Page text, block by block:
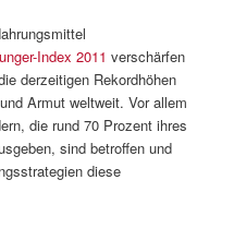
Index 2011 verschärfen
derzeitigen Rekordhöhen
Armut weltweit. Vor allem
die rund 70 Prozent ihres
sind betroffen und
diese